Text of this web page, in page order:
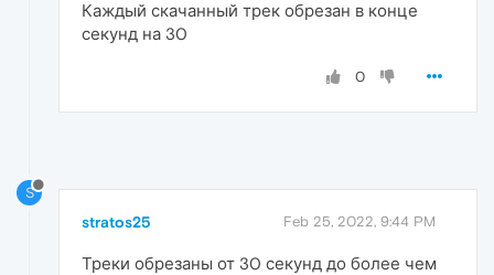
Каждый скачанный трек обрезан в конце
секунд на 30
0
S
stratos25 Feb 25, 2022, 9:44 PM
Треки обрезаны от 30 секунд до более чем